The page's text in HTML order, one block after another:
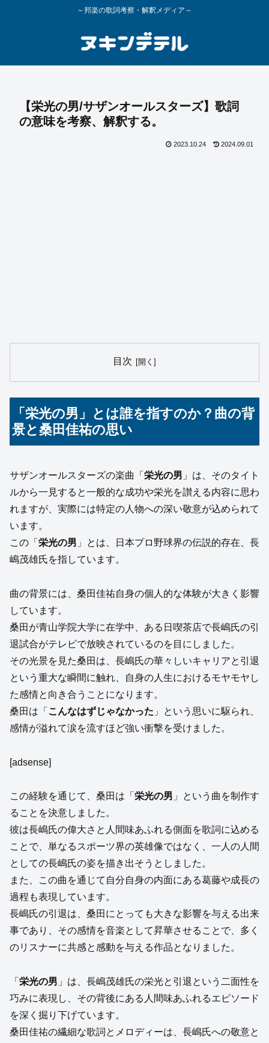
～邦楽の歌詞考察・解釈メディア～
【栄光の男/サザンオールスターズ】歌詞
の意味を考察、解釈する。
2023.10.24 2024.09.01
目次
「栄光の男」とは誰を指すのか？曲の背
景と桑田佳祐の思い
サザンオールスターズの楽曲「 栄光の男 」は、そのタイト
ルから一見すると一般的な成功や栄光を讃える内容に思わ
れますが、実際には特定の人物への深い敬意が込められて
います。
この「 栄光の男 」とは、日本プロ野球界の伝説的存在、長
嶋茂雄氏を指しています。
曲の背景には、桑田佳祐自身の個人的な体験が大きく影響
しています。
桑田が青山学院大学に在学中、ある日喫茶店で長嶋氏の引
退試合がテレビで放映されているのを目にしました。
その光景を見た桑田は、長嶋氏の華々しいキャリアと引退
という重大な瞬間に触れ、自身の人生におけるモヤモヤし
た感情と向き合うことになります。
桑田は「 こんなはずじゃなかった 」という思いに駆られ、
感情が溢れて涙を流すほど強い衝撃を受けました。
[adsense]
この経験を通じて、桑田は「 栄光の男 」という曲を制作す
ることを決意しました。
彼は長嶋氏の偉大さと人間味あふれる側面を歌詞に込める
ことで、単なるスポーツ界の英雄像ではなく、一人の人間
としての長嶋氏の姿を描き出そうとしました。
また、この曲を通じて自分自身の内面にある葛藤や成長の
過程も表現しています。
長嶋氏の引退は、桑田にとっても大きな影響を与える出来
事であり、その感情を音楽として昇華させることで、多く
のリスナーに共感と感動を与える作品となりました。
「 栄光の男 」は、長嶋茂雄氏の栄光と引退という二面性を
巧みに表現し、その背後にある人間味あふれるエピソード
を深く掘り下げています。
桑田佳祐の繊細な歌詞とメロディーは、長嶋氏への敬意と